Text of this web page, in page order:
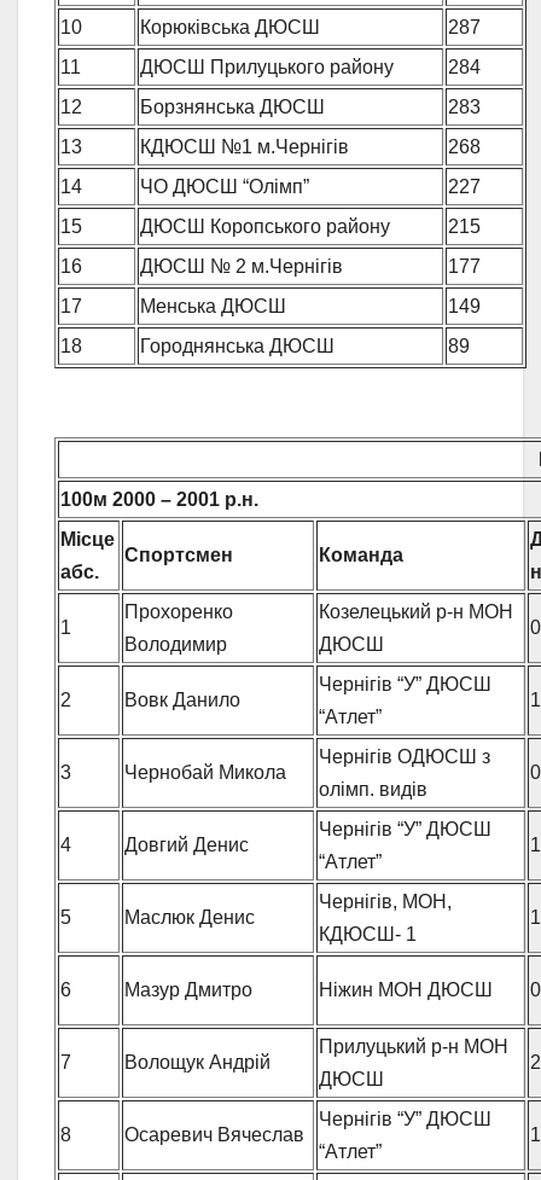
10
Корюківська ДЮСШ
287
11
ДЮСШ Прилуцького району
284
12
Борзнянська ДЮСШ
283
13
КДЮСШ №1 м.Чернігів
268
14
ЧО ДЮСШ “Олімп”
227
15
ДЮСШ Коропського району
215
16
ДЮСШ № 2 м.Чернігів
177
17
Менська ДЮСШ
149
18
Городнянська ДЮСШ 89
100м 2000 – 2001 р.н.
Місце
абс.
Спортсмен Команда
1
Прохоренко
Володимир
Козелецький р-н МОН
ДЮСШ
2 Вовк Данило
Чернігів “У” ДЮСШ
“Атлет”
3 Чернобай Микола
Чернігів ОДЮСШ з
олімп. видів
4 Довгий Денис
Чернігів “У” ДЮСШ
“Атлет”
5 Маслюк Денис
Чернігів, МОН,
КДЮСШ- 1
6 Мазур Дмитро Ніжин МОН ДЮСШ
7 Волощук Андрій
Прилуцький р-н МОН
ДЮСШ
8 Осаревич Вячеслав
Чернігів “У” ДЮСШ
“Атлет”